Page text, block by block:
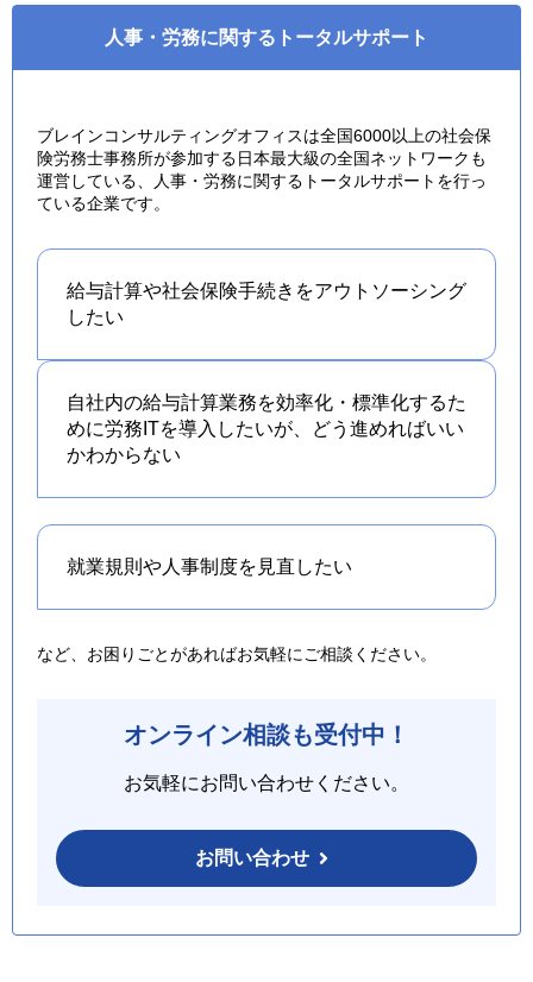
人事・労務に関するトータルサポート
ブレインコンサルティングオフィスは全国6000以上の社会保
険労務士事務所が参加する日本最大級の全国ネットワークも
運営している、人事・労務に関するトータルサポートを行っ
ている企業です。
給与計算や社会保険手続きをアウトソーシング
したい
自社内の給与計算業務を効率化・標準化するた
めに労務ITを導入したいが、どう進めればいい
かわからない
就業規則や人事制度を 見直したい
など、お困りごとがあればお気軽にご相談ください。
オンライン相談も受付中！
お気軽にお問い合わせください。
お問い合わせ